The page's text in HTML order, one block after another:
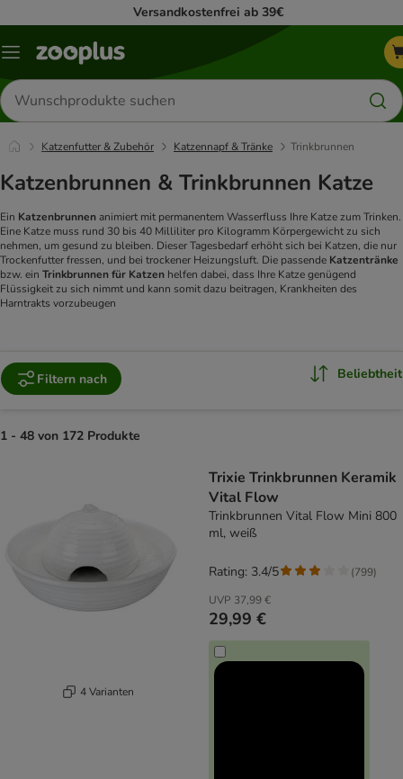
Versandkostenfrei ab 39€
Menü
Produkte
suchen
Katzenfutter & Zubehör Katzennapf & Tränke Trinkbrunnen
Katzenbrunnen & Trinkbrunnen Katze
Ein Katzenbrunnenanimiert mit permanentem Wasserfluss Ihre Katze zum Trinken.
Eine Katze muss rund 30 bis 40 Milliliter pro Kilogramm Körpergewicht zu sich
nehmen, um gesund zu bleiben. Dieser Tagesbedarf erhöht sich bei Katzen, die nur
Trockenfutter fressen, und bei trockener Heizungsluft. Die passende Katzentränke
bzw. ein Trinkbrunnen für Katzen helfen dabei, dass Ihre Katze genügend
Flüssigkeit zu sich nimmt und kann somit dazu beitragen, Krankheiten des
Harntrakts vorzubeugen
Filtern nach Beliebtheit
1 - 48 von 172 Produkte
4 Varianten
Trixie Trinkbrunnen Keramik
Vital Flow
Trinkbrunnen Vital Flow Mini 800
ml, weiß
UVP 37,99 €
29,99 €
Rating: 3.4/5 (799)